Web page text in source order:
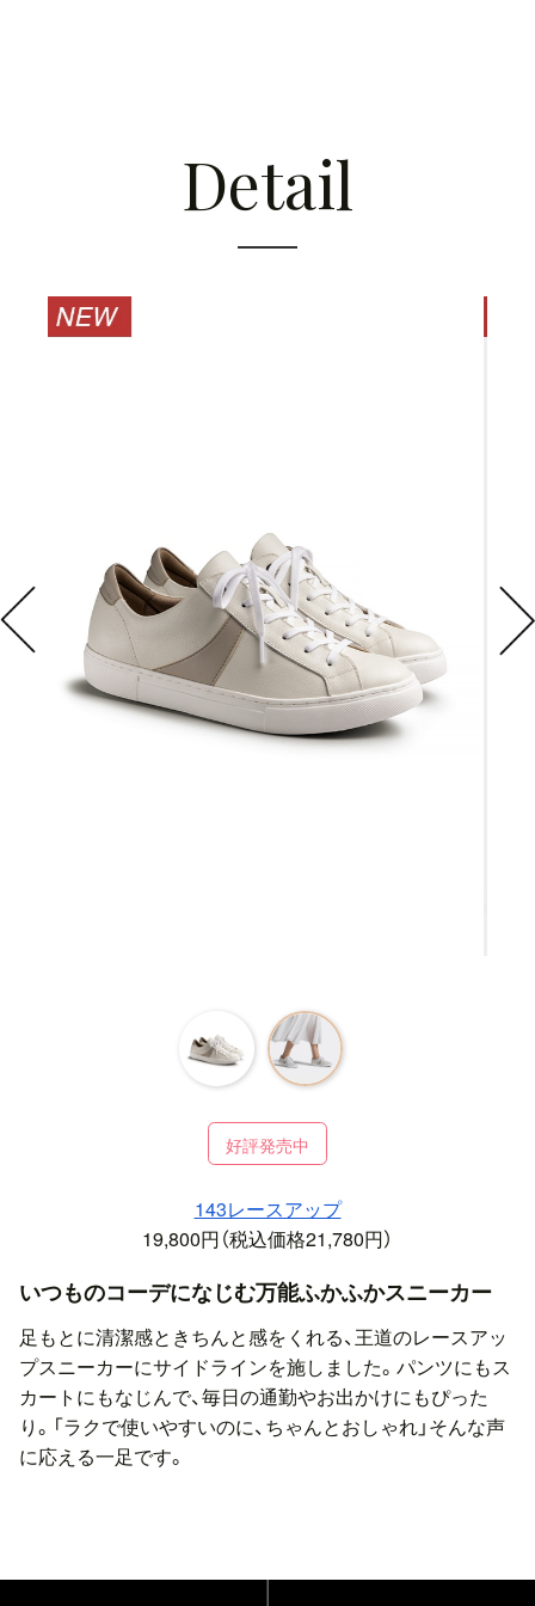
Detail
好評発売中
143レースアップ
19,800円（税込価格21,780円）
いつものコーデになじむ万能ふかふかスニーカー
足もとに清潔感ときちんと感をくれる、王道のレースアッ
プスニーカーにサイドラインを施しました。パンツにもス
カートにもなじんで、毎日の通勤やお出かけにもぴった
り。「ラクで使いやすいのに、ちゃんとおしゃれ」そんな声
に応える一足です。